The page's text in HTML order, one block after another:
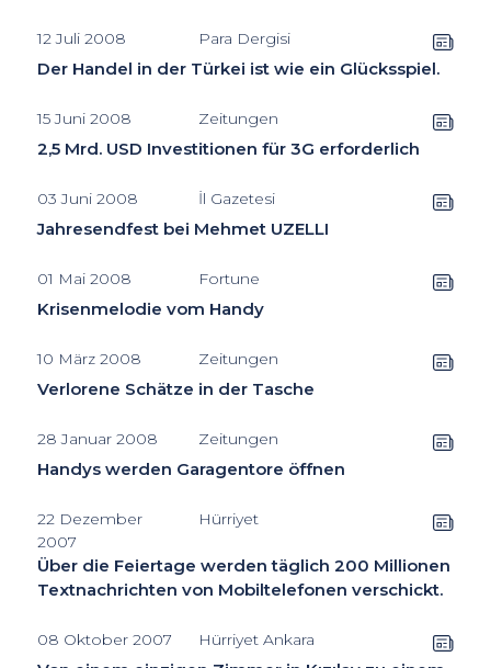
12 Juli 2008 Para Dergisi
Der Handel in der Türkei ist wie ein Glücksspiel.
15 Juni 2008 Zeitungen
2,5 Mrd. USD Investitionen für 3G erforderlich
03 Juni 2008 İl Gazetesi
Jahresendfest bei Mehmet UZELLI
01 Mai 2008 Fortune
Krisenmelodie vom Handy
10 März 2008 Zeitungen
Verlorene Schätze in der Tasche
28 Januar 2008 Zeitungen
Handys werden Garagentore öffnen
22 Dezember
2007
Hürriyet
Über die Feiertage werden täglich 200 Millionen
Textnachrichten von Mobiltelefonen verschickt.
08 Oktober 2007 Hürriyet Ankara